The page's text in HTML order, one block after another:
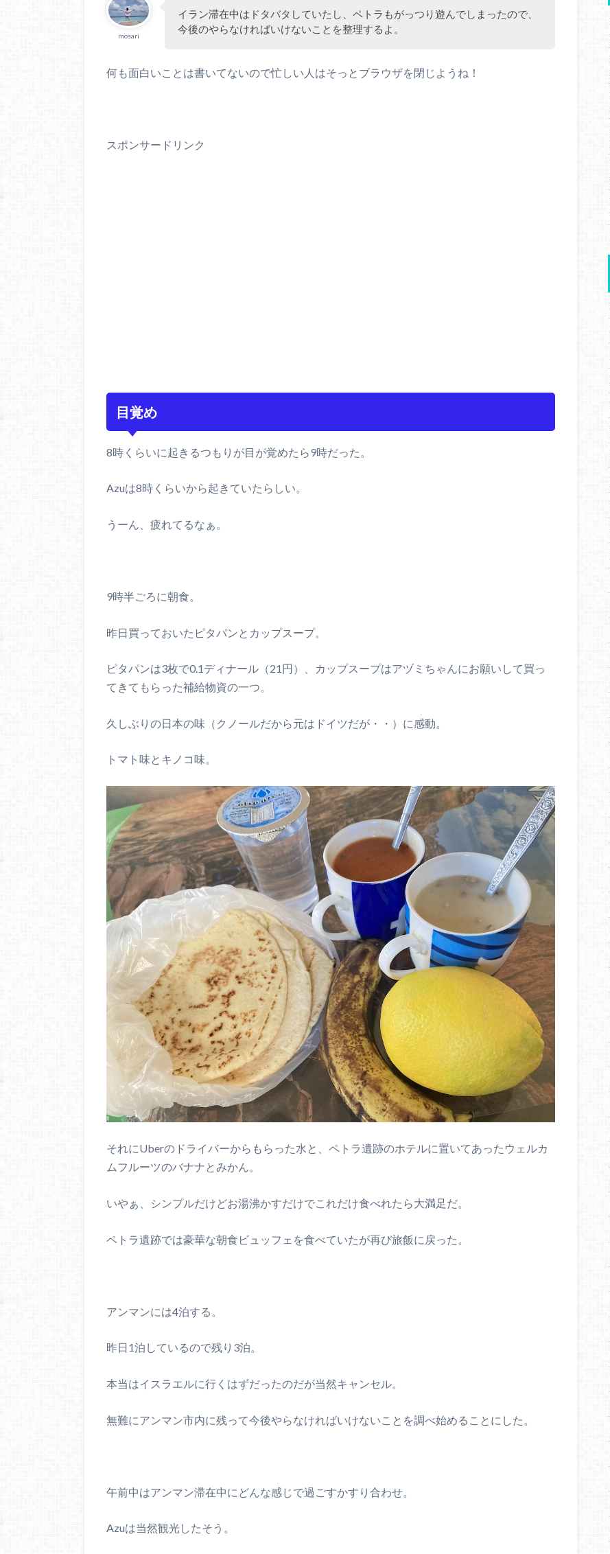
mosari
イラン滞在中はドタバタしていたし、ペトラもがっつり遊んでしまったので、
今後のやらなければいけないことを整理するよ。
何も面白いことは書いてないので忙しい人はそっとブラウザを閉じようね！
スポンサードリンク
目覚め
8時くらいに起きるつもりが目が覚めたら9時だった。
Azuは8時くらいから起きていたらしい。
うーん、疲れてるなぁ。
9時半ごろに朝食。
昨日買っておいたピタパンとカップスープ。
ピタパンは3枚で0.1ディナール（21円）、カップスープはアヅミちゃんにお願いして買っ
てきてもらった補給物資の一つ。
久しぶりの日本の味（クノールだから元はドイツだが・・）に感動。
トマト味とキノコ味。
それにUberのドライバーからもらった水と、ペトラ遺跡のホテルに置いてあったウェルカ
ムフルーツのバナナとみかん。
いやぁ、シンプルだけどお湯沸かすだけでこれだけ食べれたら大満足だ。
ペトラ遺跡では豪華な朝食ビュッフェを食べていたが再び旅飯に戻った。
アンマンには4泊する。
昨日1泊しているので残り3泊。
本当はイスラエルに行くはずだったのだが当然キャンセル。
無難にアンマン市内に残って今後やらなければいけないことを調べ始めることにした。
午前中はアンマン滞在中にどんな感じで過ごすかすり合わせ。
Azuは当然観光したそう。